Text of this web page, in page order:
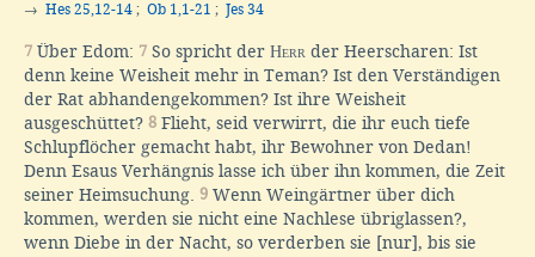
→ Hes 25,12-14 ; Ob 1,1-21 ; Jes 34
7 Über Edom: 7 So spricht der Herr der Heerscharen: Ist
denn keine Weisheit mehr in Teman? Ist den Verständigen
der Rat abhandengekommen? Ist ihre Weisheit
ausgeschüttet? 8 Flieht, seid verwirrt, die ihr euch tiefe
Schlupflöcher gemacht habt, ihr Bewohner von Dedan!
Denn Esaus Verhängnis lasse ich über ihn kommen, die Zeit
seiner Heimsuchung. 9 Wenn Weingärtner über dich
kommen, werden sie nicht eine Nachlese übriglassen?,
wenn Diebe in der Nacht, so verderben sie [nur], bis sie